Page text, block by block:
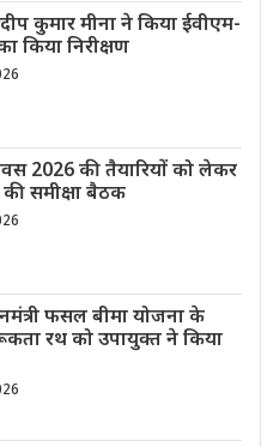
कुमार मीना ने किया ईवीएम-
किया निरीक्षण
2026 की तैयारियों को लेकर
समीक्षा बैठक
फसल बीमा योजना के
रथ को उपायुक्त ने किया